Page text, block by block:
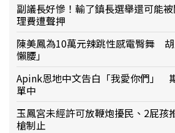
副議長好慘！輸了鎮長選舉還可能
理費遭聲押
陳美鳳為10萬元辣跳性感電臀舞
懶腰」
Apink恩地中文告白「我愛你們」
單中
玉鳳宮未經許可放鞭炮擾民、2屁
槍制止